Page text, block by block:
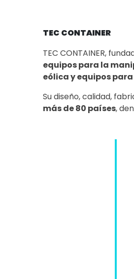
TEC CONTAINER
TEC CONTAINER,
equipos para la
eólica y equipos
Su diseño, calidad,
más de 80 países,